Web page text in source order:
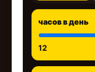
часов в день
12